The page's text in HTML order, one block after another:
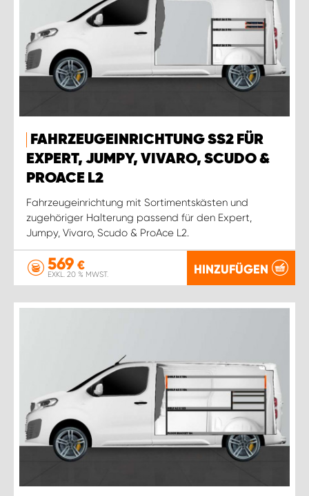
FAHRZEUGEINRICHTUNG SS2 FÜR
EXPERT, JUMPY, VIVARO, SCUDO &
PROACE L2
Fahrzeugeinrichtung mit Sortimentskästen und
zugehöriger Halterung passend für den Expert,
Jumpy, Vivaro, Scudo & ProAce L2.
569 €
EXKL. 20 % MWST. HINZUFÜGEN